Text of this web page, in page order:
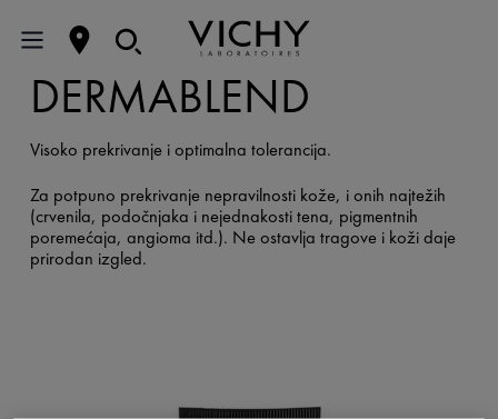
DERMABLEND
Visoko prekrivanje i optimalna tolerancija.
Za potpuno prekrivanje nepravilnosti kože, i onih najtežih
(crvenila, podočnjaka i nejednakosti tena, pigmentnih
poremećaja, angioma itd.). Ne ostavlja tragove i koži daje
prirodan izgled.